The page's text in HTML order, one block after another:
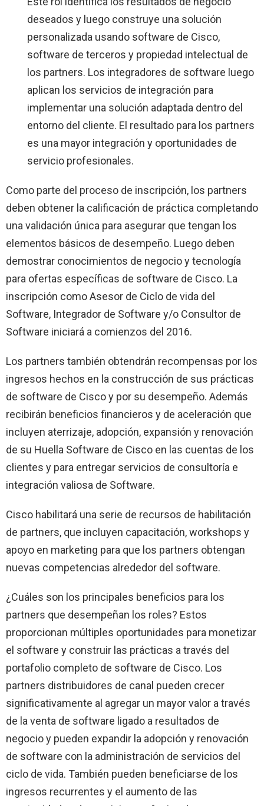
deseados y luego construye una solución
personalizada usando software de Cisco,
software de terceros y propiedad intelectual de
los partners. Los integradores de software luego
aplican los servicios de integración para
implementar una solución adaptada dentro del
entorno del cliente. El resultado para los partners
es una mayor integración y oportunidades de
servicio profesionales.
Como parte del proceso de inscripción, los partners
deben obtener la calificación de práctica completando
una validación única para asegurar que tengan los
elementos básicos de desempeño. Luego deben
demostrar conocimientos de negocio y tecnología
para ofertas específicas de software de Cisco. La
inscripción como Asesor de Ciclo de vida del
Software, Integrador de Software y/o Consultor de
Software iniciará a comienzos del 2016.
Los partners también obtendrán recompensas por los
ingresos hechos en la construcción de sus prácticas
de software de Cisco y por su desempeño. Además
recibirán beneficios financieros y de aceleración que
incluyen aterrizaje, adopción, expansión y renovación
de su Huella Software de Cisco en las cuentas de los
clientes y para entregar servicios de consultoría e
integración valiosa de Software.
Cisco habilitará una serie de recursos de habilitación
de partners, que incluyen capacitación, workshops y
apoyo en marketing para que los partners obtengan
nuevas competencias alrededor del software.
¿Cuáles son los principales beneficios para los
partners que desempeñan los roles? Estos
proporcionan múltiples oportunidades para monetizar
el software y construir las prácticas a través del
portafolio completo de software de Cisco. Los
partners distribuidores de canal pueden crecer
significativamente al agregar un mayor valor a través
de la venta de software ligado a resultados de
negocio y pueden expandir la adopción y renovación
de software con la administración de servicios del
ciclo de vida. También pueden beneficiarse de los
ingresos recurrentes y el aumento de las